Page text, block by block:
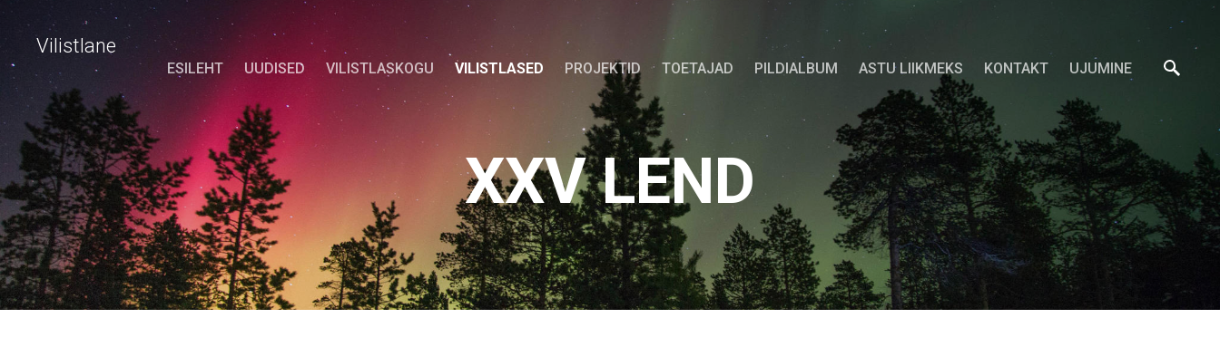
Vilistlane
ESILEHT UUDISED VILISTLASKOGU VILISTLASED PROJEKTID TOETAJAD PILDIALBUM ASTU LIIKMEKS KONTAKT UJUMINE
XXV LEND